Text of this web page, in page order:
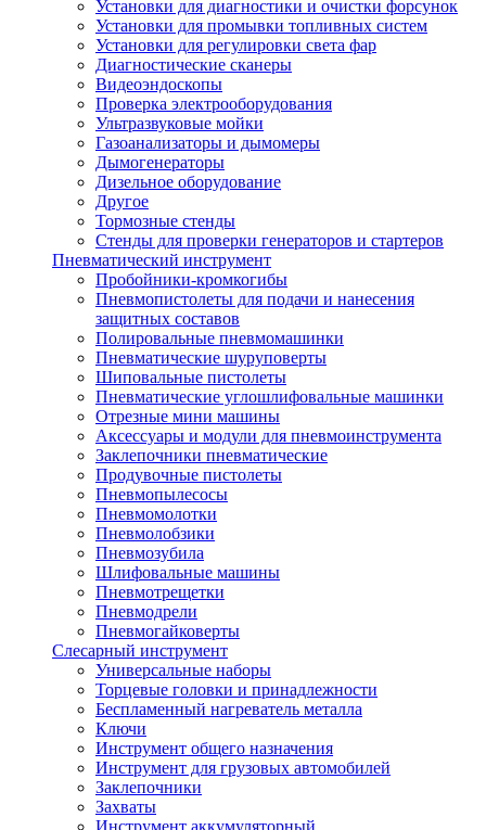
Установки для диагностики и очистки форсунок
Установки для промывки топливных систем
Установки для регулировки света фар
Диагностические сканеры
Видеоэндоскопы
Проверка электрооборудования
Ультразвуковые мойки
Газоанализаторы и дымомеры
Дымогенераторы
Дизельное оборудование
Другое
Тормозные стенды
Стенды для проверки генераторов и стартеров
Пневматический инструмент
Пробойники-кромкогибы
Пневмопистолеты для подачи и нанесения
защитных составов
Полировальные пневмомашинки
Пневматические шуруповерты
Шиповальные пистолеты
Пневматические углошлифовальные машинки
Отрезные мини машины
Аксессуары и модули для пневмоинструмента
Заклепочники пневматические
Продувочные пистолеты
Пневмопылесосы
Пневмомолотки
Пневмолобзики
Пневмозубила
Шлифовальные машины
Пневмотрещетки
Пневмодрели
Пневмогайковерты
Слесарный инструмент
Универсальные наборы
Торцевые головки и принадлежности
Беспламенный нагреватель металла
Ключи
Инструмент общего назначения
Инструмент для грузовых автомобилей
Заклепочники
Захваты
Инструмент аккумуляторный